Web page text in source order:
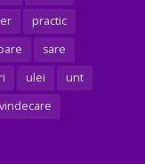
practic
sare
ulei
unt
vindecare